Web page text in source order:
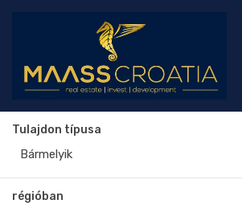
Tulajdon típusa
Bármelyik
régióban